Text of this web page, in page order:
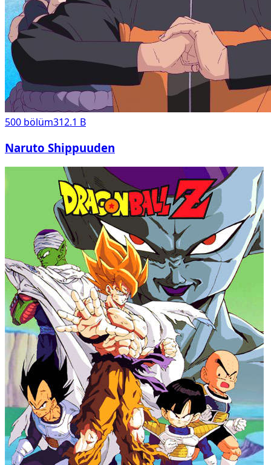
500 bölüm312.1 B
Naruto Shippuuden